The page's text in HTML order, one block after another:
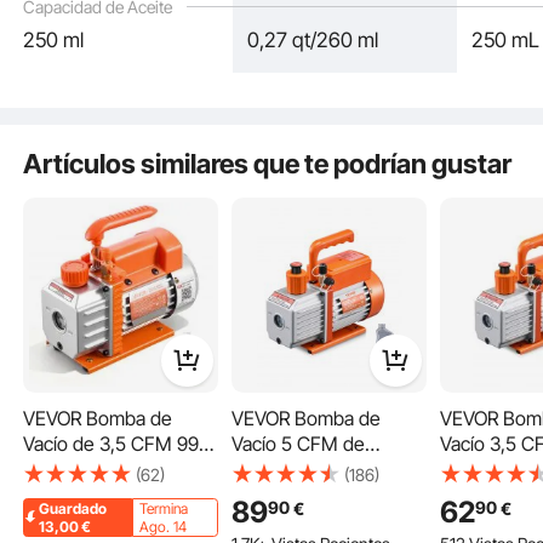
Mangueras Multifuncionales
Diseño Anti-flujo de Aceite
Capacidad de Aceite
250 ml 0,27 qt/260 ml 250 mL
Artículos similares que te podrían gustar
VEVOR Bomba de
Vacío de 3,5 CFM 99
L/min, Bomba de Vacío
Rotativa de Paletas de
1 Etapa, Compatible
(62)
Guardado
13,00€
Termina
Ago. 14
VEVOR Bomba de
Vacío 5 CFM de
Paletas Rotativas de
Una Etapa con Botella
de Aceite para
(186)
8990€
137 Añadido al Carrito
VEVOR
Vacío 3,5
Paletas
Una Etapa
de
6290€